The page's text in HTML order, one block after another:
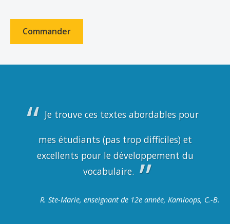
Commander
Je trouve ces textes abordables pour
mes étudiants (pas trop difficiles) et
excellents pour le développement du
vocabulaire.
R. Ste-Marie, enseignant de 12e année, Kamloops, C.-B.